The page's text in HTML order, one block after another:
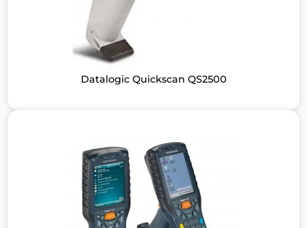
Datalogic Quickscan QS2500